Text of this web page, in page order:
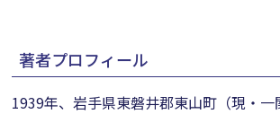
著者プロフィール
1939年、岩手県東磐井郡東山町（現・一